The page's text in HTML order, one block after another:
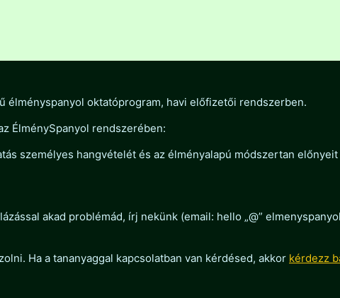
oktatóprogram, havi előfizetői rendszerben.
ÉlménySpanyol rendszerében:
személyes hangvételét és az élményalapú módszertan
akad problémád, írj nekünk (email: hello „@”
Ha a tananyaggal kapcsolatban van kérdésed, akkor kérdezz